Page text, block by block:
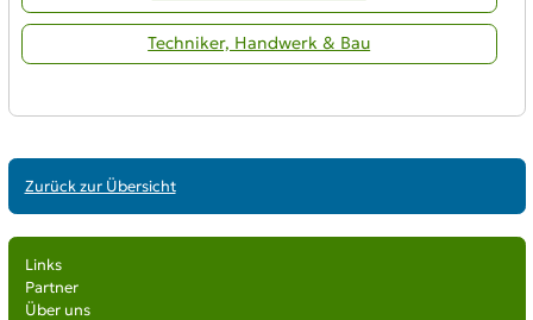
Techniker, Handwerk & Bau
Zurück zur Übersicht
Links
Partner
Über uns